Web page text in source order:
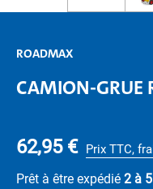
ROADMAX
CAMION-GRUE
62,95 € Prix TTC,
Prêt à être expédié 2 à